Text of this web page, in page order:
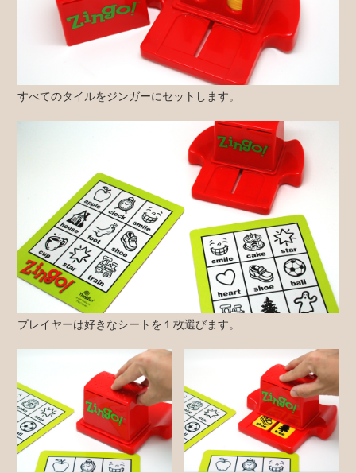
すべてのタイルをジンガーにセットします。
プレイヤーは好きなシートを１枚選びます。